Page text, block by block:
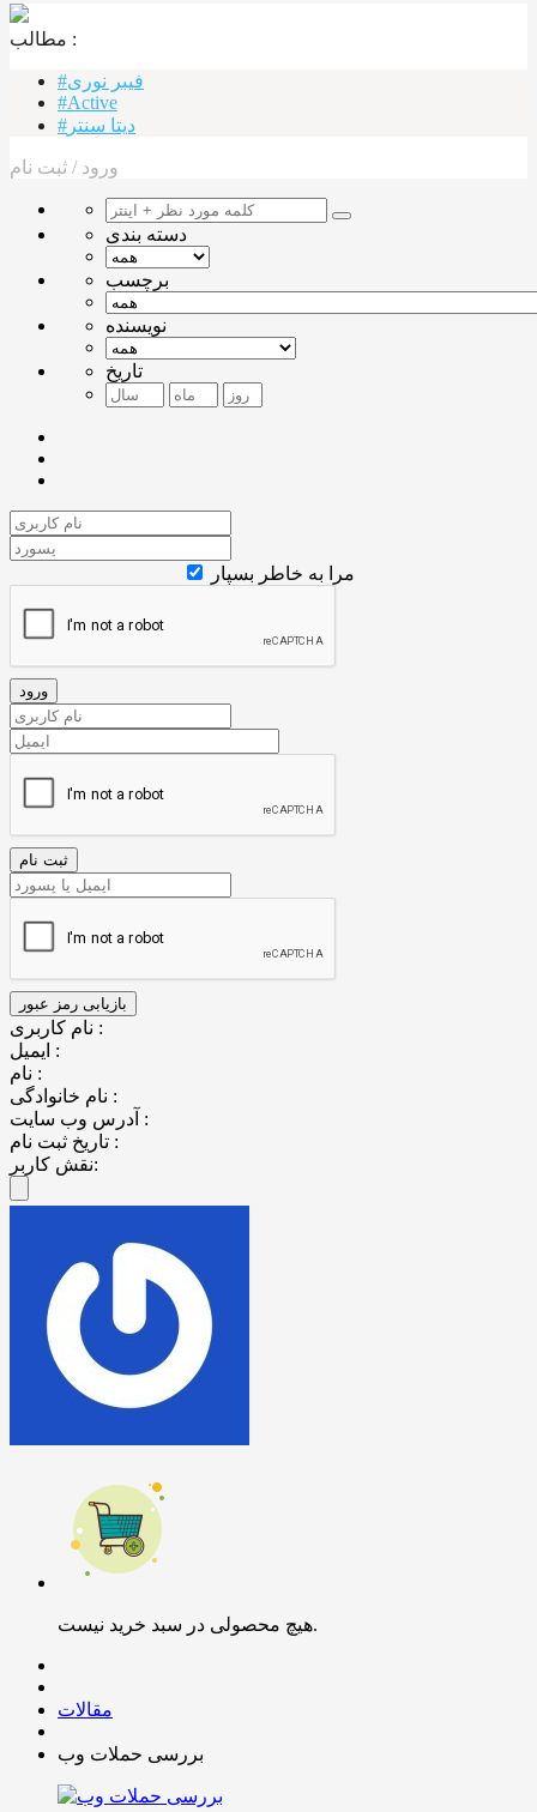
مطالب :‌ ‌‌
#فیبر نوری
#Active
#دیتا سنتر
ورود / ثبت نام
دسته بندی
برچسب
نویسنده
تاریخ
مرا به خاطر بسپار
نام کاربری :
ایمیل :
نام :
نام خانوادگی :
آدرس وب سایت :
تاریخ ثبت نام :
نقش کاربر:
هیچ محصولی در سبد خرید نیست.
مقالات
بررسی حملات وب